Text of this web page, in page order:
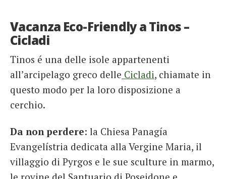
Vacanza Eco-Friendly a Tinos –
Cicladi
Tinos é una delle isole appartenenti
all’arcipelago greco delle Cicladi, chiamate in
questo modo per la loro disposizione a
cerchio.
Da non perdere: la Chiesa Panagía
Evangelístria dedicata alla Vergine Maria, il
villaggio di Pyrgos e le sue sculture in marmo,